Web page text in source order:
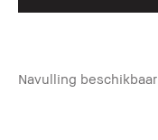
Navulling beschikbaar